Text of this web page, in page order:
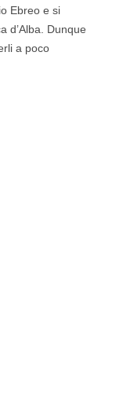
Ebreo e si
d’Alba. Dunque
a poco